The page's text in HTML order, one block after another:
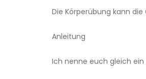
Die Körperübung kann
Anleitung
Ich nenne euch gleich ein